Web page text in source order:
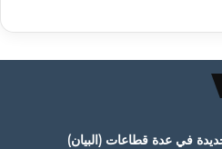
في عدة قطاعات (البيان)